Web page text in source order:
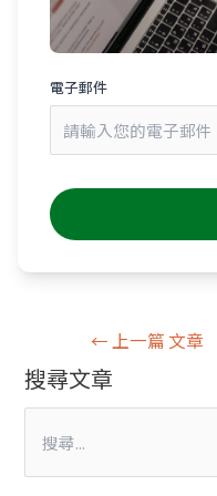
電子郵件
←上一篇 文章
搜尋文章
尋